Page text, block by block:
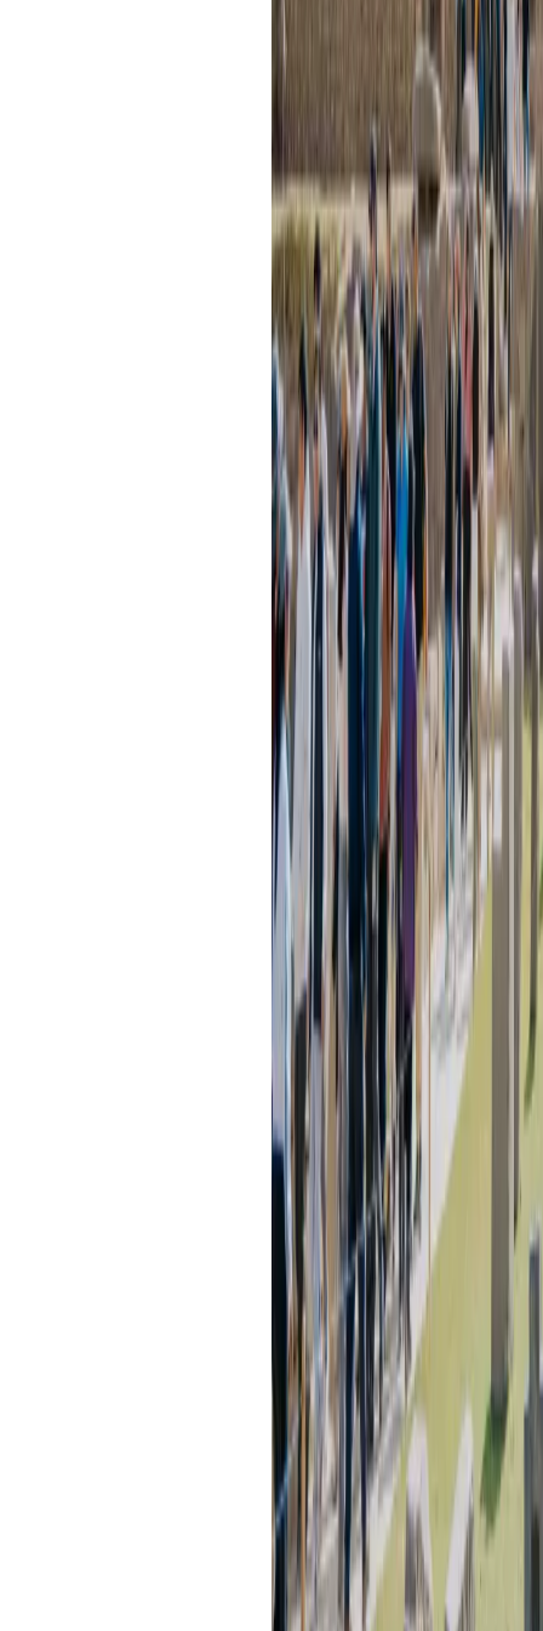
Trekking
Desde miradores suaves en Pisac
Ollantaytambo, pasando por
el trekking permite mirar el valle
corazón abierto.
Tip:usa bloqueador, lleva agua y
despacio si recién te aclimatas,
usa bastones en descensos con
Escalada de roca y Vía
En sectores cercanos a Urubamba
equipadas y una vía ferrata que
primera vertical con seguridad.
Tip: verifica cascos, arneses y
guía al milímetro.
Zipline o tirolesa
Cruzar quebradas “volando” es
perfecto para familias o grupos
físico prolongado.
Tip:
pregunta por líneas dobles
de peso y edad.
Canotaje
El río Vilcanota/Urubamba ofrece
temporada; es una forma
Tip:
confirma nivel del río y
elige tramos conservadores.
Ciclismo
Rutas panorámicas como
Urubamba combinan cultura y
Tip:
usa casco siempre,
inflador).
¿Quieres combinar 2–3
Adventure armamos itinerarios a
guías locales que aman su tierra.
Qué necesito para ir
Para visitar el Valle Sagrado de
la logística: puedes hacer full day
tiempo, regálate 1–2 noches en el
Ollantaytambo) para amaneceres
El
Boleto Turístico del Cusco
Chinchero y Moray (elige versión
Las Salineras de Maras se pagan
Es necesario que te aclimates
al llegar y calzado con agarre;
bordes de andenes.
En tu mochila: capa para lluvia,
gafas, bloqueador, botella
cargador portátil. Si planeas fotos
un trípode liviano.
¿Cuánto cuesta el
El tour full dayal Valle Sagrado
aproximadamente. Este servicio
entradas, guía profesional y
experiencia dura alrededor de 10
Si prefieres ir por tu cuenta,
del Cusco (BTC): S/ 70 para